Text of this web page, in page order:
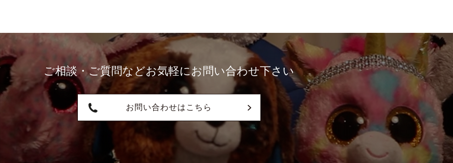
ご相談・ご質問などお気軽にお問い合わせ下さい
お問い合わせはこちら